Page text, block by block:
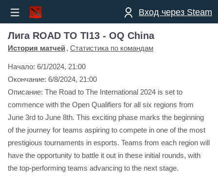
Вход через Steam
Лига ROAD TO TI13 - OQ China
История матчей Статистика по командам
Начало: 6/1/2024, 21:00
Окончание: 6/8/2024, 21:00
Описание: The Road to The International 2024 is set to
commence with the Open Qualifiers for all six regions from
June 3rd to June 8th. This exciting phase marks the beginning
of the journey for teams aspiring to compete in one of the most
prestigious tournaments in esports. Teams from each region will
have the opportunity to battle it out in these initial rounds, with
the top-performing teams advancing to the next stage.